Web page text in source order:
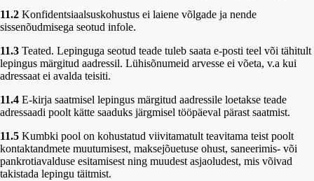
11.2 Konfidentsiaalsuskohustus ei laiene võlgade ja nende
sissenõudmisega seotud infole.
11.3 Teated. Lepinguga seotud teade tuleb saata e-posti teel või tähitult
lepingus märgitud aadressil. Lühisõnumeid arvesse ei võeta, v.a kui
adressaat ei avalda teisiti.
11.4 E-kirja saatmisel lepingus märgitud aadressile loetakse teade
adressaadi poolt kätte saaduks järgmisel tööpäeval pärast saatmist.
11.5 Kumbki pool on kohustatud viivitamatult teavitama teist poolt
kontaktandmete muutumisest, maksejõuetuse ohust, saneerimis- või
pankrotiavalduse esitamisest ning muudest asjaoludest, mis võivad
takistada lepingu täitmist.